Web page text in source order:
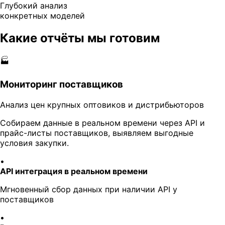
Глубокий анализ
конкретных моделей
Какие отчёты мы готовим
🏭
Мониторинг поставщиков
Анализ цен крупных оптовиков и дистрибьюторов
Собираем данные в реальном времени через API и
прайс-листы поставщиков, выявляем выгодные
условия закупки.
•
API интеграция в реальном времени
Мгновенный сбор данных при наличии API у
поставщиков
•